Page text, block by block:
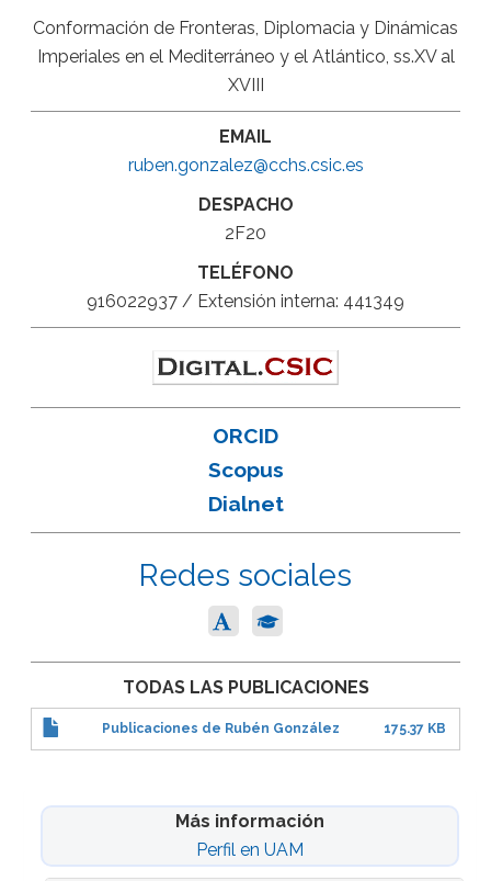
Conformación de Fronteras, Diplomacia y Dinámicas
Imperiales en el Mediterráneo y el Atlántico, ss.XV al
XVIII
EMAIL
ruben.gonzalez@cchs.csic.es
DESPACHO
2F20
TELÉFONO
916022937 / Extensión interna: 441349
ORCID
Scopus
Dialnet
Redes sociales
TODAS LAS PUBLICACIONES
Publicaciones de Rubén González 175.37 KB
Más información
Perfil en UAM